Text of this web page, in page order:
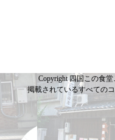
Copyright 四国この食
掲載されているすべての